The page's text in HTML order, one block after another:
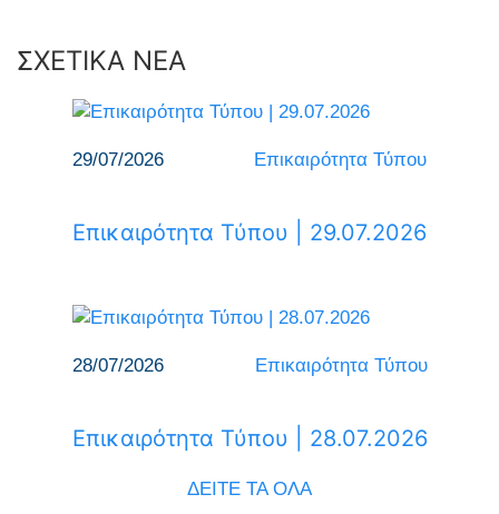
ΣΧΕΤΙΚΑ ΝΕΑ
29/07/2026 Επικαιρότητα Τύπου
Επικαιρότητα Τύπου | 29.07.2026
28/07/2026 Επικαιρότητα Τύπου
Επικαιρότητα Τύπου | 28.07.2026
ΔΕΙΤΕ ΤΑ ΟΛΑ